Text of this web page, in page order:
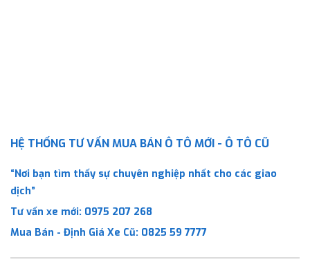
HỆ THỐNG TƯ VẤN MUA BÁN Ô TÔ MỚI - Ô TÔ CŨ
“Nơi bạn tìm thấy sự chuyên nghiệp nhất cho các giao
dịch”
Tư vấn xe mới: 0975 207 268
Mua Bán - Định Giá Xe Cũ: 0825 59 7777